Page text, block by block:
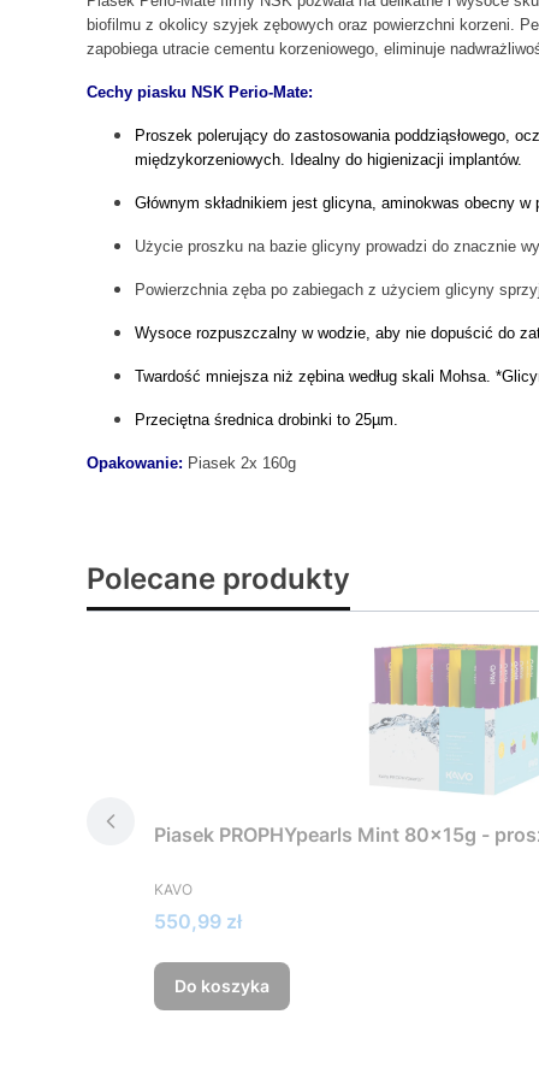
biofilmu z okolicy szyjek zębowych oraz powierzchni korzeni.
zapobiega utracie cementu korzeniowego, eliminuje
Cechy piasku NSK Perio-Mate:
Proszek polerujący do zastosowania poddziąsłowego,
międzykorzeniowych. Idealny do higienizacji implantów.
Głównym składnikiem jest glicyna, aminokwas obecny w
Użycie proszku na bazie glicyny prowadzi do znacznie
Powierzchnia zęba po zabiegach z użyciem glicyny
Wysoce rozpuszczalny w wodzie, aby nie dopuścić do
Twardość mniejsza niż zębina według skali Mohsa.
Przeciętna średnica drobinki to 25µm.
Opakowanie: Piasek 2x 160g
Polecane produkty
Piasek PROPHYpearls Mint 80x15g -
PRODUCENT
KAVO
Cena
550,99 zł
Do koszyka